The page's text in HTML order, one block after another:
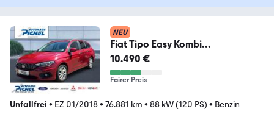
NEU
Fiat Tipo Easy Kombi
PPS+SITZHEIZUNG+NAVI+METALL
IC
10.490 €
Fairer Preis
Unfallfrei • EZ 01/2018• 76.881 km • 88 kW (120 PS) • Benzin